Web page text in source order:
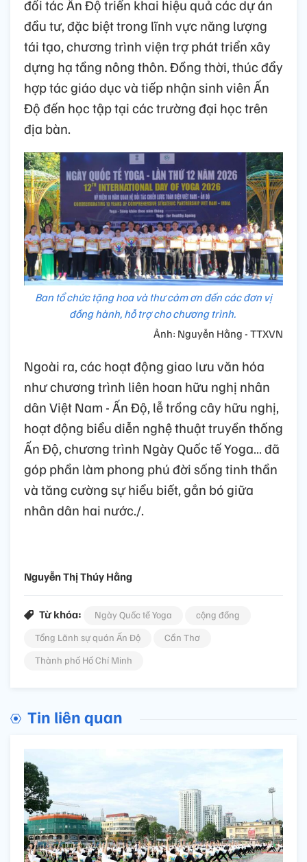
đối tác Ấn Độ triển khai hiệu quả các dự án
đầu tư, đặc biệt trong lĩnh vực năng lượng
tái tạo, chương trình viện trợ phát triển xây
dựng hạ tầng nông thôn. Đồng thời, thúc đẩy
hợp tác giáo dục và tiếp nhận sinh viên Ấn
Độ đến học tập tại các trường đại học trên
địa bàn.
Ban tổ chức tặng hoa và thư cảm ơn đến các đơn vị
đồng hành, hỗ trợ cho chương trình.
Ảnh: Nguyễn Hằng - TTXVN
Ngoài ra, các hoạt động giao lưu văn hóa
như chương trình liên hoan hữu nghị nhân
dân Việt Nam - Ấn Độ, lễ trồng cây hữu nghị,
hoạt động biểu diễn nghệ thuật truyền thống
Ấn Độ, chương trình Ngày Quốc tế Yoga… đã
góp phần làm phong phú đời sống tinh thần
và tăng cường sự hiểu biết, gắn bó giữa
nhân dân hai nước./.
Nguyễn Thị Thúy Hằng
Từ khóa: Ngày Quốc tế Yoga
cộng đồng
Tổng Lãnh sự quán Ấn Độ
Cần Thơ
Thành phố Hồ Chí Minh
Tin liên quan